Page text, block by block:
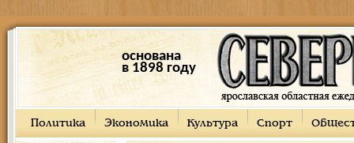
основана
в 1898 году
Политика Экономика Культура Спорт